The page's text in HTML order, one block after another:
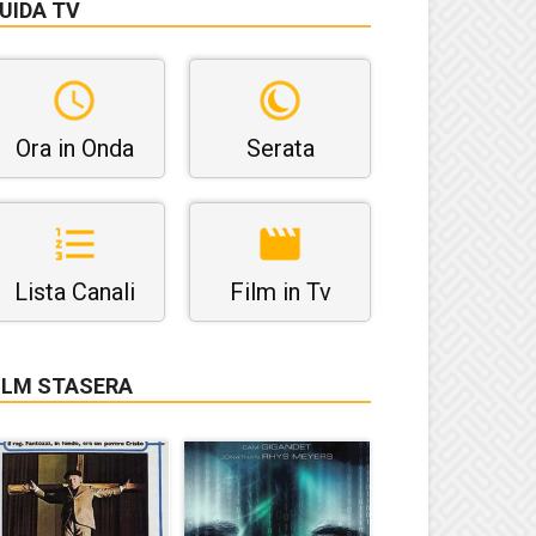
TV
Ora in Onda Serata
Lista Canali Film in Tv
STASERA